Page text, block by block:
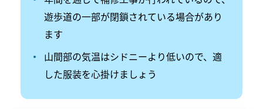
遊歩道の一部が閉鎖されている場合があり
ます
山間部の気温はシドニーより低いので、適
した服装を心掛けましょう